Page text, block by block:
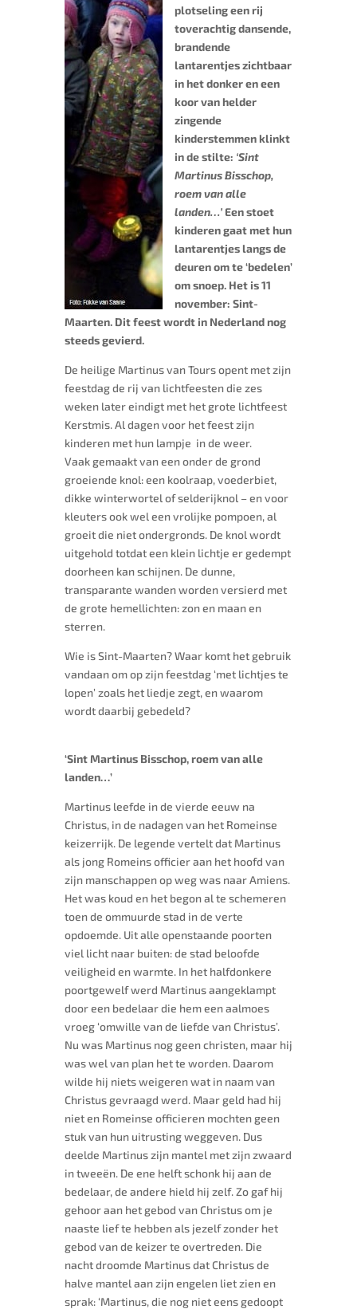
plotseling een rij
toverachtig dansende,
brandende
lantarentjes zichtbaar
in het donker en een
koor van helder
zingende
kinderstemmen klinkt
in de stilte: ‘Sint
Martinus Bisschop,
roem van alle
landen…’Een stoet
kinderen gaat met hun
lantarentjes langs de
deuren om te ‘bedelen’
om snoep. Het is 11
november: Sint-
Maarten. Dit feest wordt in Nederland nog
steeds gevierd.
De heilige Martinus van Tours opent met zijn
feestdag de rij van lichtfeesten die zes
weken later eindigt met het grote lichtfeest
Kerstmis. Al dagen voor het feest zijn
kinderen met hun lampje in de weer.
Vaak gemaakt van een onder de grond
groeiende knol: een koolraap, voederbiet,
dikke winterwortel of selderijknol – en voor
kleuters ook wel een vrolijke pompoen, al
groeit die niet ondergronds. De knol wordt
uitgehold totdat een klein lichtje er gedempt
doorheen kan schijnen. De dunne,
transparante wanden worden versierd met
de grote hemellichten: zon en maan en
sterren.
Wie is Sint-Maarten? Waar komt het gebruik
vandaan om op zijn feestdag ‘met lichtjes te
lopen’ zoals het liedje zegt, en waarom
wordt daarbij gebedeld?
‘Sint Martinus Bisschop, roem van alle
landen…’
Martinus leefde in de vierde eeuw na
Christus, in de nadagen van het Romeinse
keizerrijk. De legende vertelt dat Martinus
als jong Romeins officier aan het hoofd van
zijn manschappen op weg was naar Amiens.
Het was koud en het begon al te schemeren
toen de ommuurde stad in de verte
opdoemde. Uit alle openstaande poorten
viel licht naar buiten: de stad beloofde
veiligheid en warmte. In het halfdonkere
poortgewelf werd Martinus aangeklampt
door een bedelaar die hem een aalmoes
vroeg ‘omwille van de liefde van Christus’.
Nu was Martinus nog geen christen, maar hij
was wel van plan het te worden. Daarom
wilde hij niets weigeren wat in naam van
Christus gevraagd werd. Maar geld had hij
niet en Romeinse officieren mochten geen
stuk van hun uitrusting weggeven. Dus
deelde Martinus zijn mantel met zijn zwaard
in tweeën. De ene helft schonk hij aan de
bedelaar, de andere hield hij zelf. Zo gaf hij
gehoor aan het gebod van Christus om je
naaste lief te hebben als jezelf zonder het
gebod van de keizer te overtreden. Die
nacht droomde Martinus dat Christus de
halve mantel aan zijn engelen liet zien en
sprak: ‘Martinus, die nog niet eens gedoopt